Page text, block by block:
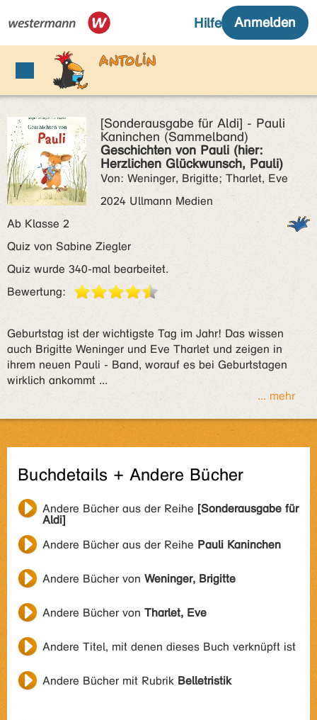
[Sonderausgabe für Aldi] - Pauli
Kaninchen (Sammelband)
Geschichten von Pauli (hier:
Herzlichen Glückwunsch, Pauli)
Von: Weninger, Brigitte; Tharlet, Eve
2024 Ullmann Medien
Ab Klasse 2
Quiz von Sabine Ziegler
Quiz wurde 340-mal bearbeitet.
Bewertung:
Geburtstag ist der wichtigste Tag im Jahr! Das wissen
auch Brigitte Weninger und Eve Tharlet und zeigen in
ihrem neuen Pauli - Band, worauf es bei Geburtstagen
wirklich ankommt ...
... mehr
Buchdetails + Andere Bücher
Andere Bücher aus der Reihe [Sonderausgabe für
Aldi]
Andere Bücher aus der Reihe Pauli Kaninchen
Andere Bücher von Weninger, Brigitte
Andere Bücher von Tharlet, Eve
Andere Titel, mit denen dieses Buch verknüpft ist
Andere Bücher mit Rubrik Belletristik